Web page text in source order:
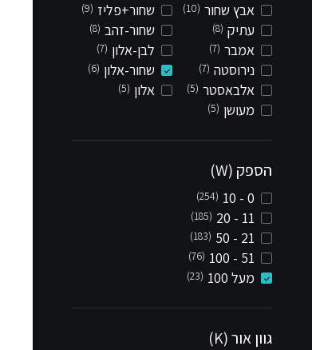
אבץ שחור (10) שחור+פליז (9)
עתיק (8) שחור-זהב (8)
אמבר (7) לבן-אלון (7)
נירוסטה (7) שחור-אלון (6)
אלבאסטר (5) אלון (5)
מעושן (5)
הספק (W)
0 - 10
(254)
11 - 20
(185)
21 - 50
(183)
51 - 100
(76)
מעל 100 (23)
גוון אור (K)